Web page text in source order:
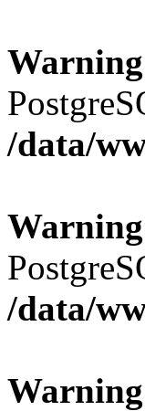
Warning
/data/
Warning
/data/
Warning